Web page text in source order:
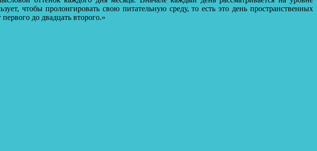
чтобы пролонгировать свою питательную среду, то есть это день пространственных
до двадцать второго.»